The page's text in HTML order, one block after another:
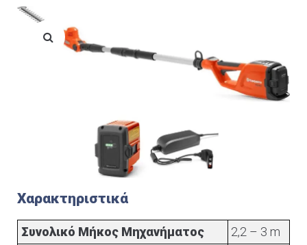
Χαρακτηριστικά
Συνολικό Μήκος Μηχανήματος
2,2 – 3 m